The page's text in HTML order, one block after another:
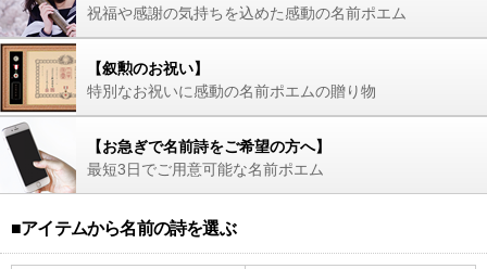
祝福や感謝の気持ちを込めた感動の名前ポエム
【叙勲のお祝い】
特別なお祝いに感動の名前ポエムの贈り物
【お急ぎで名前詩をご希望の方へ】
最短3日でご用意可能な名前ポエム
■アイテムから名前の詩を選ぶ